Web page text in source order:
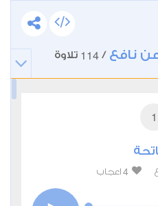
نافع /
114 تلاوة
1
4 اعجاب